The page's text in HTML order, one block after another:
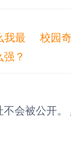
我最
？
校园
会被公开。